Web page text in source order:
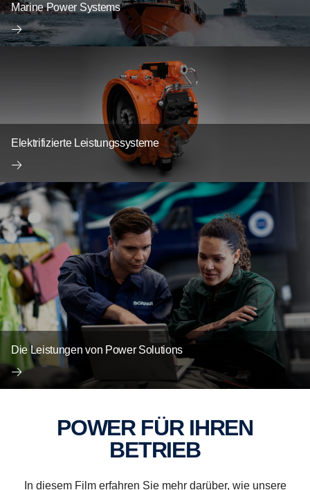
Marine Power Systems
Elektrifizierte Leistungssysteme
Die Leistungen von Power Solutions
POWER FÜR IHREN
BETRIEB
In diesem Film erfahren Sie mehr darüber, wie unsere